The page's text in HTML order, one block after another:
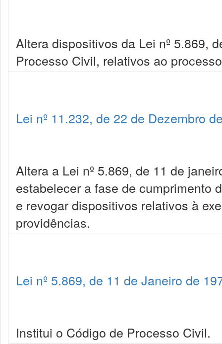
Altera dispositivos da Lei nº 5.869,
Processo Civil, relativos ao
Lei nº 11.232, de 22 de Dezembro
Altera a Lei nº 5.869, de 11 de
estabelecer a fase de cumprimento
e revogar dispositivos relativos à
providências.
Lei nº 5.869, de 11 de Janeiro de
Institui o Código de Processo Civil.